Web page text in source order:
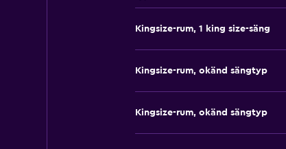
Kingsize-rum, 1 king size-säng
Kingsize-rum, okänd sängtyp
Kingsize-rum, okänd sängtyp